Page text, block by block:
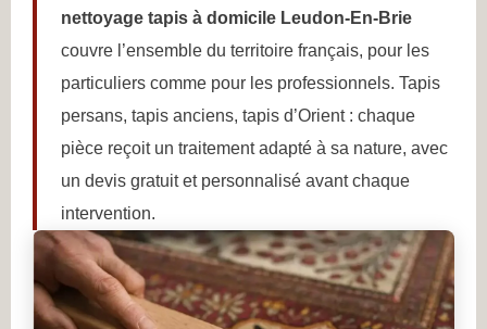
nettoyage tapis à domicile Leudon-En-Brie
couvre l’ensemble du territoire français, pour les
particuliers comme pour les professionnels. Tapis
persans, tapis anciens, tapis d’Orient : chaque
pièce reçoit un traitement adapté à sa nature, avec
un devis gratuit et personnalisé avant chaque
intervention.